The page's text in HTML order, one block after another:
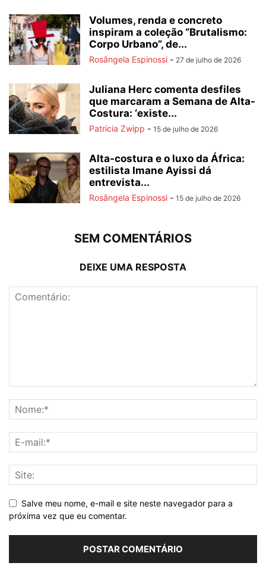
Volumes, renda e concreto
inspiram a coleção “Brutalismo:
Corpo Urbano”, de...
Rosângela Espinossi - 27 de julho de 2026
Juliana Herc comenta desfiles
que marcaram a Semana de Alta-
Costura: ‘existe...
Patricia Zwipp - 15 de julho de 2026
Alta-costura e o luxo da África:
estilista Imane Ayissi dá
entrevista...
Rosângela Espinossi - 15 de julho de 2026
SEM COMENTÁRIOS
DEIXE UMA RESPOSTA
Salve meu nome, e-mail e site neste navegador para a
próxima vez que eu comentar.